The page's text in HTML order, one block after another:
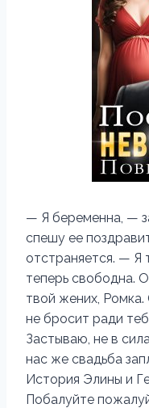
— Я беременна, —
спешу ее
отстраняется. — Я
теперь свободна.
твой жених,
не бросит ради
Застываю, не в
нас же свадьба
История Элины и
Побалуйте